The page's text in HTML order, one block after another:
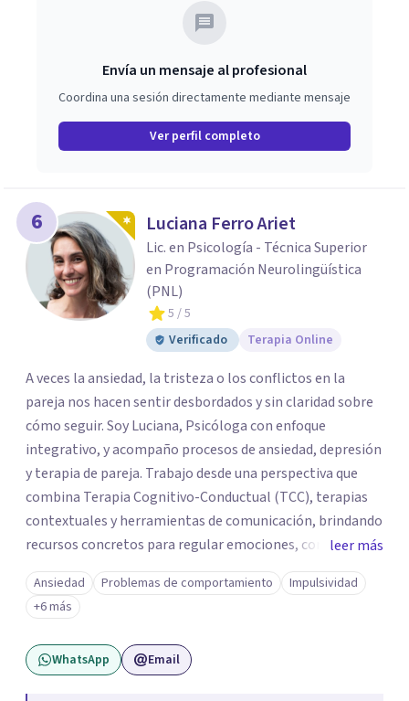
Envía un mensaje al profesional
Coordina una sesión directamente mediante mensaje
Ver perfil completo
6 Luciana Ferro Ariet
Lic. en Psicología - Técnica Superior
en Programación Neurolingüística
(PNL)
5 / 5
Verificado
Terapia Online
A veces la ansiedad, la tristeza o los conflictos en la
pareja nos hacen sentir desbordados y sin claridad sobre
cómo seguir. Soy Luciana, Psicóloga con enfoque
integrativo, y acompaño procesos de ansiedad, depresión
y terapia de pareja. Trabajo desde una perspectiva que
combina Terapia Cognitivo-Conductual (TCC), terapias
contextuales y herramientas de comunicación, brindando
recursos concretos para regular emociones, comprender
patrones y abordar las dificultades vinculares con mayor
claridad. Ofrezco sesiones individuales y terapia de pareja
en modalidad online. Si sentís que es momento de darte
un espacio para empezar un proceso personal o trabajar
en tu vínculo, podés escribirme para coordinar una
leer más
Ansiedad Problemas de comportamiento
Impulsividad
+6 más
WhatsApp Email